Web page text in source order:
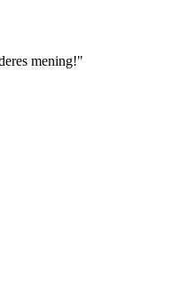
mening!"